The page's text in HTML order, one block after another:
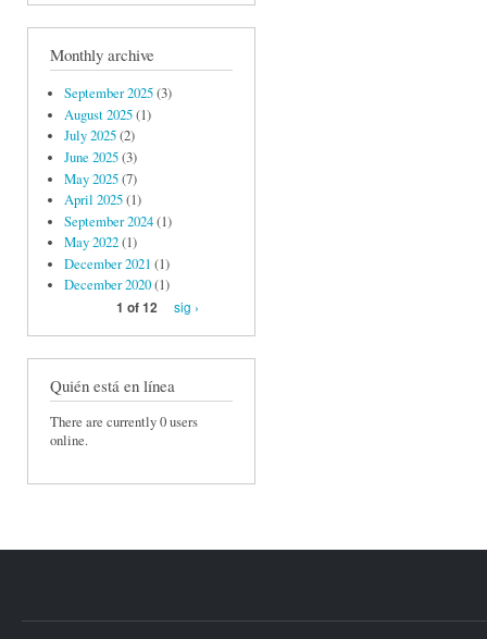
Monthly archive
September 2025(3)
August 2025(1)
July 2025(2)
June 2025(3)
May 2025(7)
April 2025(1)
September 2024(1)
May 2022(1)
December 2021 (1)
December 2020(1)
1 of 12
sig ›
Quién está en línea
There are currently 0 users
online.